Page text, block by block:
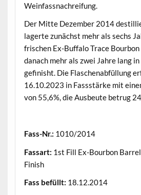
Weinfassnachreifung.
Der Mitte Dezember 2014
lagerte zunächst mehr als sechs
frischen Ex-Buffalo Trace
danach mehr als zwei Jahre lang
gefinisht. Die Flaschenabfüllung
16.10.2023 in Fassstärke mit
von 55,6%, die Ausbeute betrug
Fass-Nr.: 1010/2014
Fassart: 1st Fill Ex-Bourbon
Finish
Fass befüllt: 18.12.2014